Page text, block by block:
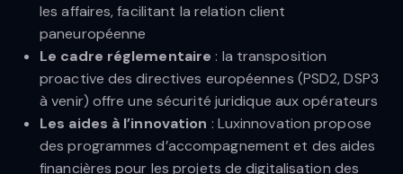
les affaires, facilitant la relation client
paneuropéenne
Le cadre réglementaire : la transposition
proactive des directives européennes (PSD2, DSP3
à venir) offre une sécurité juridique aux opérateurs
Les aides à l’innovation : Luxinnovation propose
des programmes d’accompagnement et des aides
financières pour les projets de digitalisation des